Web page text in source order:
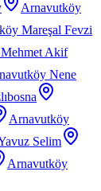
Arnavutköy
Mareşal Fevzi
Akif
Nene
Arnavutköy
Selim
Arnavutköy